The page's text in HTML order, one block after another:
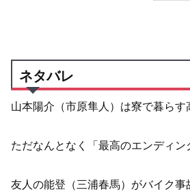
ネタバレ
山本陽介（市原隼人）は寮で暮らす
ただなんとなく「最高のエンディン
友人の能登（三浦春馬）がバイク事